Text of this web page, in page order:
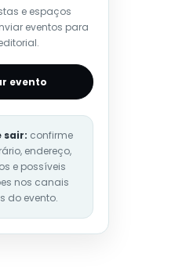
e espaços
eventos para
evento
sair: confirme
endereço,
e possíveis
nos canais
do evento.